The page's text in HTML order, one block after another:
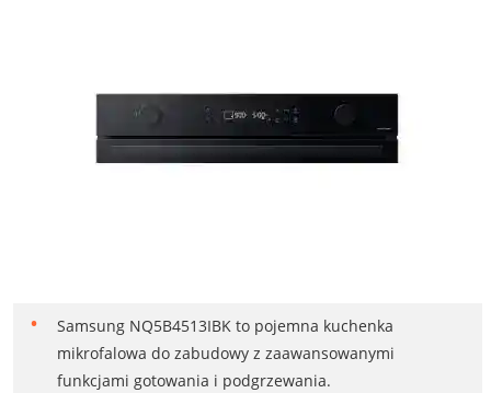
Samsung NQ5B4513IBK to pojemna kuchenka
mikrofalowa do zabudowy z zaawansowanymi
funkcjami gotowania i podgrzewania.